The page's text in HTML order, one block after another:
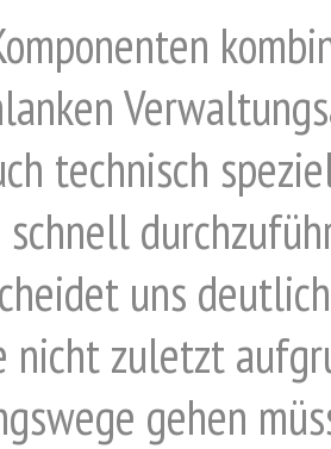
technisch
uns
nicht zuletzt
gehen